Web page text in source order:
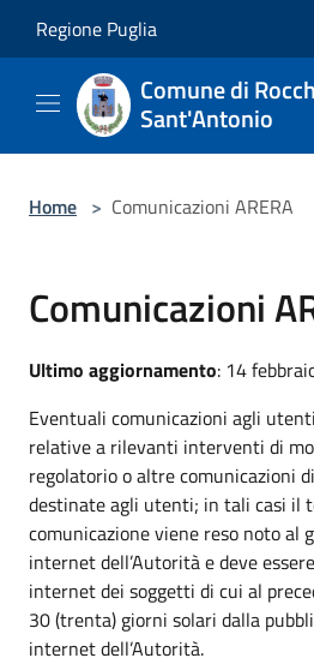
Regione Puglia
Comune di
Sant'Antonio
Home > Comunicazioni ARERA
Comunicazioni
Ultimo aggiornamento: 14
Eventuali comunicazioni agli
relative a rilevanti interventi di
regolatorio o altre comunicazioni
destinate agli utenti; in tali casi il
comunicazione viene reso noto al
internet dell’Autorità e deve
internet dei soggetti di cui al
30 (trenta) giorni solari dalla
internet dell’Autorità.